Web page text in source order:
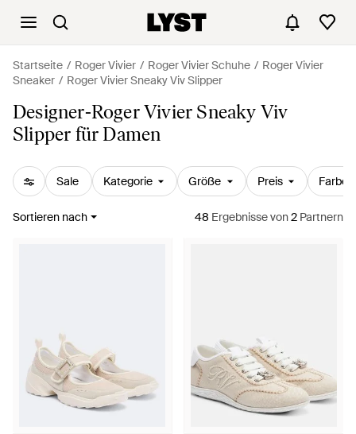
Startseite Roger Vivier Roger Vivier Schuhe
Roger Vivier
Sneaker
Roger Vivier Sneaky Viv Slipper
Designer-Roger Vivier Sneaky Viv
Slipper für Damen
Sale Kategorie Größe Preis Farbe
Sortieren nach 48 Ergebnissevon2 Partnern